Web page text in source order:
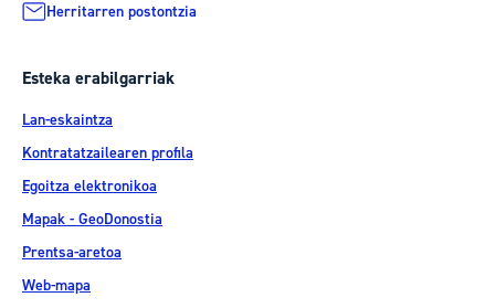
Herritarren postontzia
Esteka erabilgarriak
Lan-eskaintza
Kontratatzailearen profila
Egoitza elektronikoa
Mapak - GeoDonostia
Prentsa-aretoa
Web-mapa